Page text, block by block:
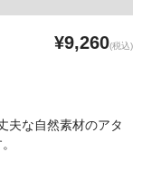
¥9,260(税込)
夫な自然素材のアタ